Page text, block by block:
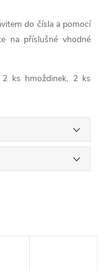
do čísla a pomocí
na příslušné vhodné
2 ks hmoždinek, 2 ks